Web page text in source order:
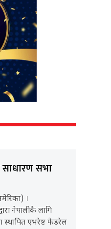
साधारण सभा
।
नेपालीकै लागि
स्थापित एभरेष्ट फेडरेल